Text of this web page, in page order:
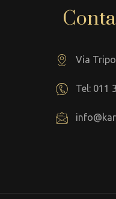
Via
Tel: 011